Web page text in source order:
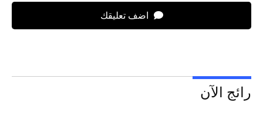
اضف تعليقك
رائج الآن